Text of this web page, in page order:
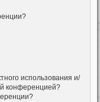
использования и/
конференцией?